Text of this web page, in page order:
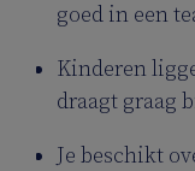
goed in een
Kinderen
draagt graag
Je beschikt